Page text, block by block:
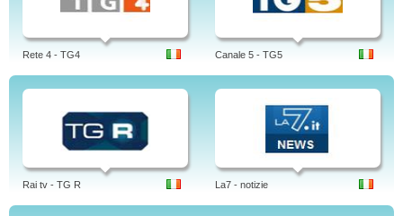
Rete 4 - TG4 Canale 5 - TG5
Rai tv - TG R La7 - notizie